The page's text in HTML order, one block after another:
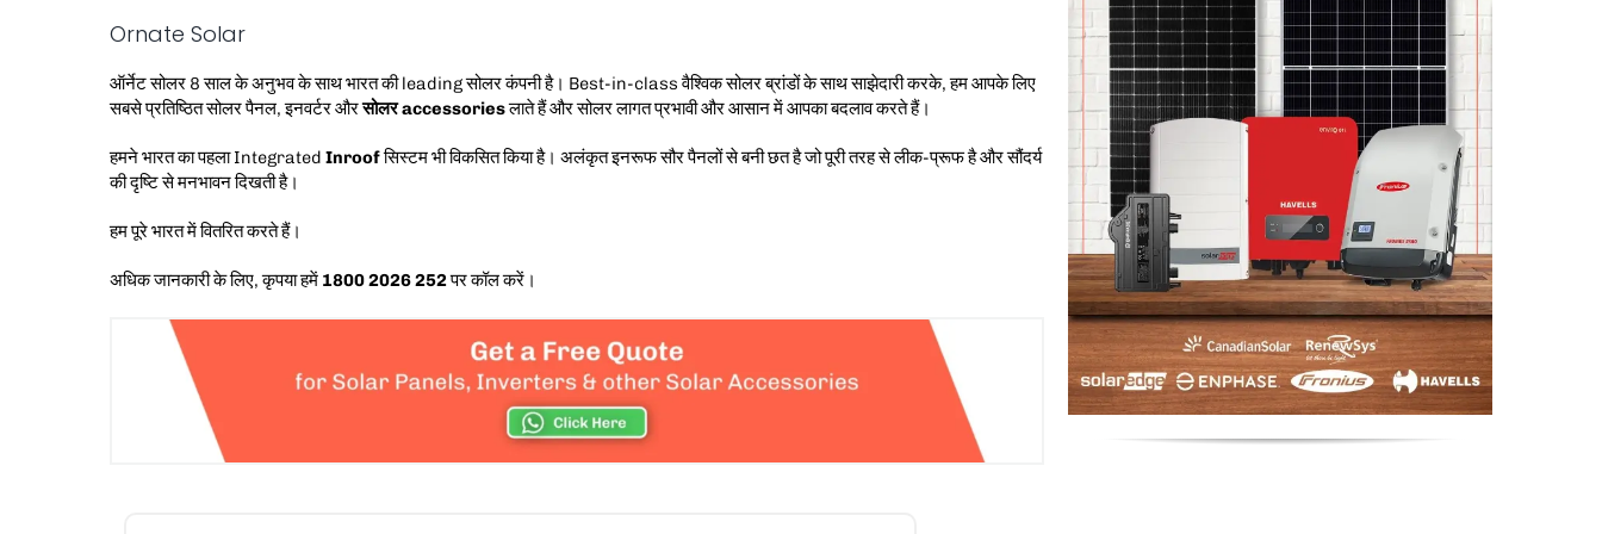
Ornate Solar
ऑर्नेट सोलर 8 साल के अनुभव के साथ भारत की leading सोलर कंपनी है। Best-in-class वैश्विक सोलर ब्रांडों के साथ साझेदारी करके, हम आपके लिए
सबसे प्रतिष्ठित सोलर पैनल, इनवर्टर औरसोलर accessoriesलाते हैं और सोलर लागत प्रभावी और आसान में आपका बदलाव करते हैं।
हमने भारत का पहला Integrated Inroofसिस्टम भी विकसित किया है। अलंकृत इनरूफ सौर पैनलों से बनी छत है जो पूरी तरह से लीक-प्रूफ है और सौंदर्य
की दृष्टि से मनभावन दिखती है।
हम पूरे भारत में वितरित करते हैं।
अधिक जानकारी के लिए, कृपया हमें 1800 2026 252पर कॉल करें।